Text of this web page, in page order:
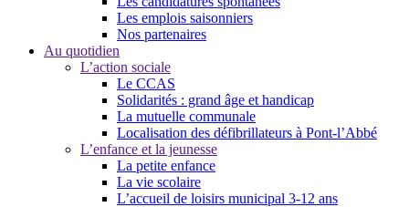
Les emplois saisonniers
Nos partenaires
Au quotidien
L’action sociale
Le CCAS
Solidarités : grand âge et handicap
La mutuelle communale
Localisation des défibrillateurs à Pont-l’Abbé
L’enfance et la jeunesse
La petite enfance
La vie scolaire
L’accueil de loisirs municipal 3-12 ans